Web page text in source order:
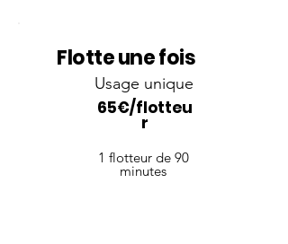
Flotte une fois
Usage unique
65€/flotteu
r
1 flotteur de 90
minutes